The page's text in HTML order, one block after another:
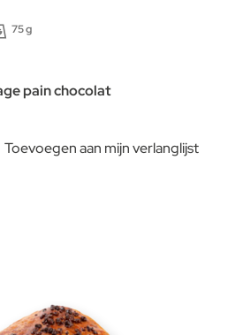
75 g
pain chocolat
Toevoegen aan mijn verlanglijst